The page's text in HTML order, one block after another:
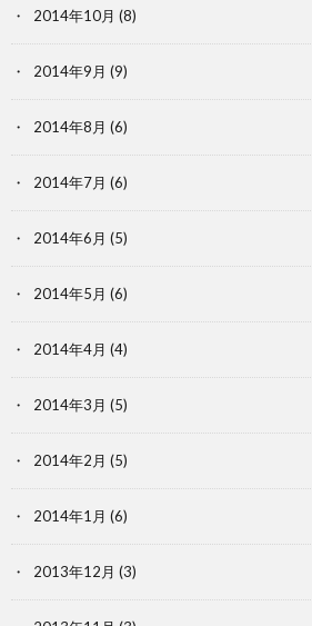
2014年10月 (8)
2014年9月 (9)
2014年8月 (6)
2014年7月 (6)
2014年6月 (5)
2014年5月 (6)
2014年4月 (4)
2014年3月 (5)
2014年2月 (5)
2014年1月 (6)
2013年12月 (3)